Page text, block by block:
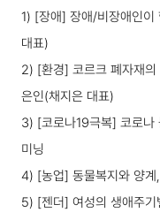
1) [장애] 장애/비장애인이
대표)
2) [환경] 코르크 폐자재
은인(채지은 대표)
3) [코로나19극복] 코로나
미닝
4) [농업] 동물복지와 양
5) [젠더] 여성의 생애주